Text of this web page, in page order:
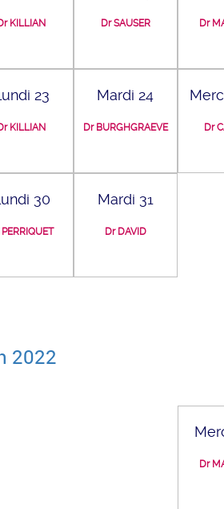
KILLIAN Dr SAUSER Dr
23
KILLIAN
Mardi 24
Dr BURGHGRAEVE Dr
30
PERRIQUET
Mardi 31
Dr DAVID
2022
Dr